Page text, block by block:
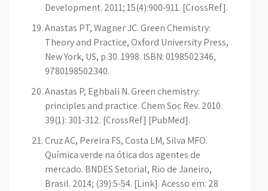
Development. 2011; 15(4):900-911. [CrossRef].
Anastas PT, Wagner JC. Green Chemistry:
Theory and Practice, Oxford University Press,
New York, US, p.30. 1998. ISBN: 0198502346,
9780198502340.
Anastas P, Eghbali N. Green chemistry:
principles and practice. Chem Soc Rev. 2010.
39(1): 301-312. [CrossRef] [PubMed].
Cruz AC, Pereira FS, Costa LM, Silva MFO.
Química verde na ótica dos agentes de
mercado. BNDES Setorial, Rio de Janeiro,
Brasil. 2014; (39):5-54. [Link]. Acesso em: 28